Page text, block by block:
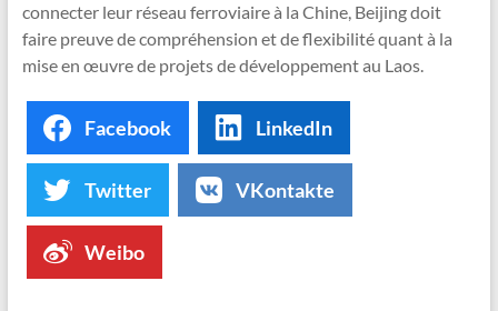
connecter leur réseau ferroviaire à la Chine, Beijing doit
faire preuve de compréhension et de flexibilité quant à la
mise en œuvre de projets de développement au Laos.
Facebook LinkedIn
Twitter VKontakte
Weibo